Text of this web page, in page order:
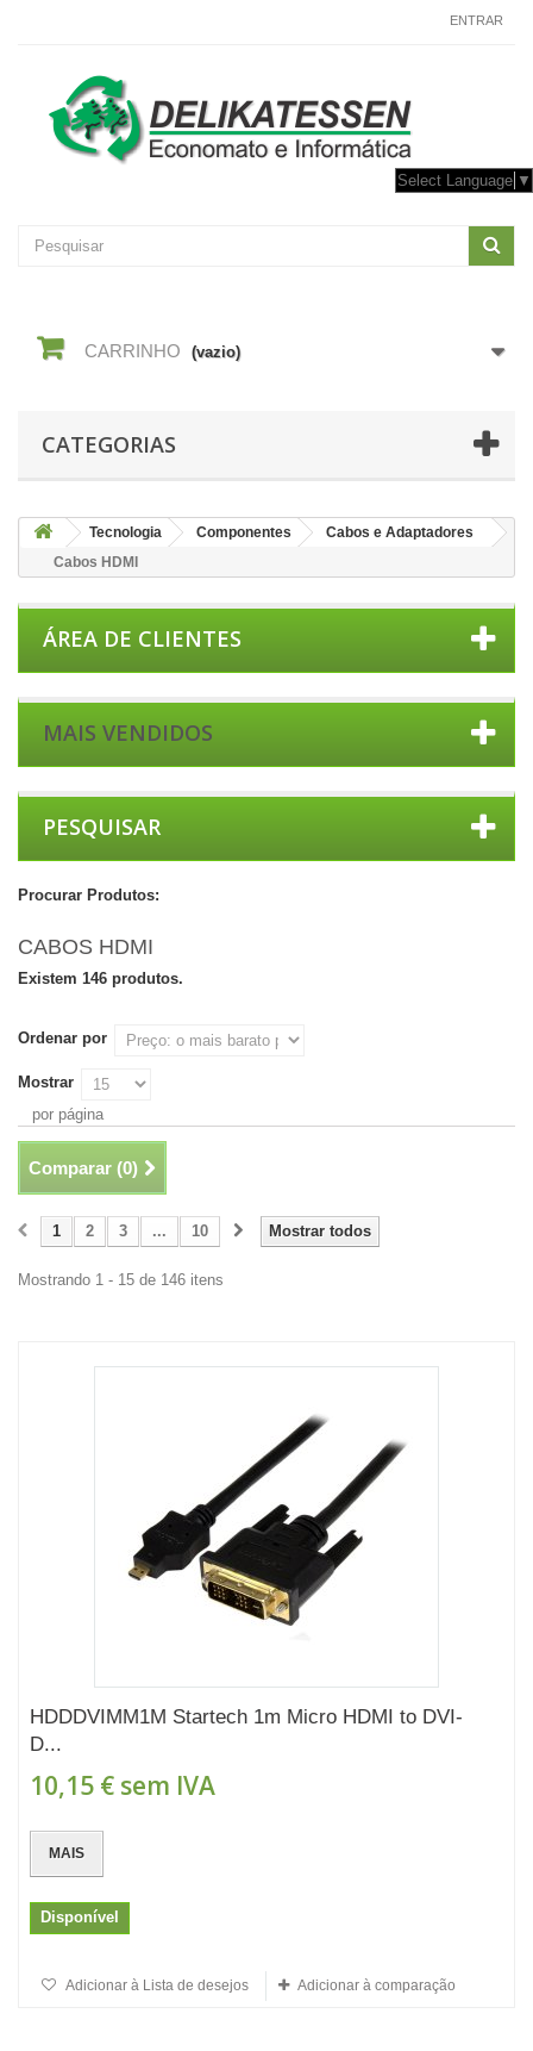
ENTRAR
Select Language ▼
CARRINHO (vazio)
CATEGORIAS
Tecnologia Componentes
Cabos e Adaptadores
Cabos HDMI
ÁREA DE CLIENTES
MAIS VENDIDOS
PESQUISAR
Procurar Produtos:
CABOS HDMI
Existem 146 produtos.
Ordenar por
Mostrar
por página
Comparar (0)
Mostrar todos
1 2 3 ... 10
Mostrando 1 - 15 de 146 itens
HDDDVIMM1M Startech 1m Micro HDMI to DVI-
D...
10,15 € sem IVA
MAIS
Disponível
Adicionar à Lista de desejos Adicionar à comparação